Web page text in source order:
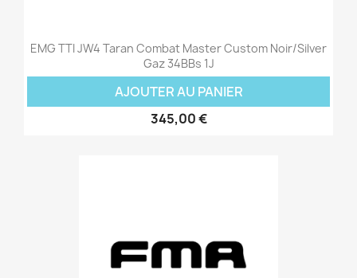
EMG TTI JW4 Taran Combat Master Custom Noir/Silver
Gaz 34BBs 1J
AJOUTER AU PANIER
345,00 €